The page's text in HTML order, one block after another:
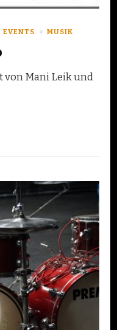
EVENTS MUSIK
von Mani Leik und